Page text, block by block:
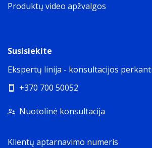
Produktų video apžvalgos
Susisiekite
Ekspertų linija - konsultacijos
+370 700 50052
Nuotolinė konsultacija
Klientų aptarnavimo numeris